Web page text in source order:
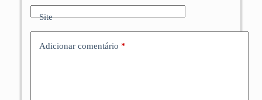
Site
Adicionar comentário *